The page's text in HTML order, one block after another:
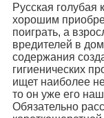
Русская голубая
хорошим
поиграть, а
вредителей в
содержания
гигиенических
ищет наиболее
то он уже его
Обязательно